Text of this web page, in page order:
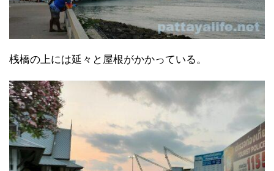
桟橋の上には延々と屋根がかかっている。